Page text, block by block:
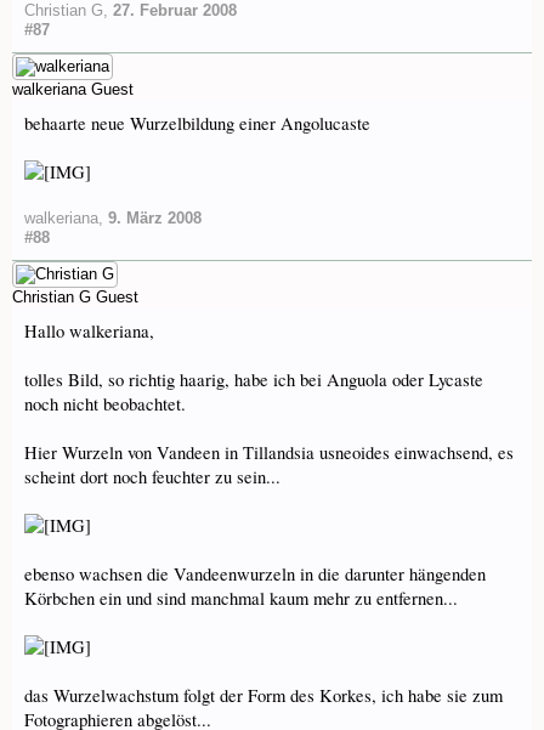
Christian G, 27. Februar 2008
#87
walkeriana Guest
behaarte neue Wurzelbildung einer Angolucaste
walkeriana, 9. März 2008
#88
Christian G Guest
Hallo walkeriana,
tolles Bild, so richtig haarig, habe ich bei Anguola oder Lycaste
noch nicht beobachtet.
Hier Wurzeln von Vandeen in Tillandsia usneoides einwachsend, es
scheint dort noch feuchter zu sein...
ebenso wachsen die Vandeenwurzeln in die darunter hängenden
Körbchen ein und sind manchmal kaum mehr zu entfernen...
das Wurzelwachstum folgt der Form des Korkes, ich habe sie zum
Fotographieren abgelöst...